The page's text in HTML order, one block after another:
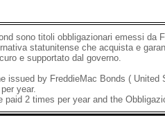
sono titoli obbligazionari emessi da
statunitense che acquista e
e supportato dal governo.
issued by FreddieMac Bonds (
year.
paid 2 times per year and the